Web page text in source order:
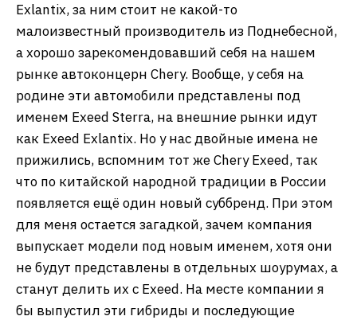
Exlantix, за ним стоит не какой-то
малоизвестный производитель из Поднебесной,
а хорошо зарекомендовавший себя на нашем
рынке автоконцерн Chery. Вообще, у себя на
родине эти автомобили представлены под
именем Exeed Sterra, на внешние рынки идут
как Exeed Exlantix. Но у нас двойные имена не
прижились, вспомним тот же Chery Exeed, так
что по китайской народной традиции в России
появляется ещё один новый суббренд. При этом
для меня остается загадкой, зачем компания
выпускает модели под новым именем, хотя они
не будут представлены в отдельных шоурумах, а
станут делить их с Exeed. На месте компании я
бы выпустил эти гибриды и последующие